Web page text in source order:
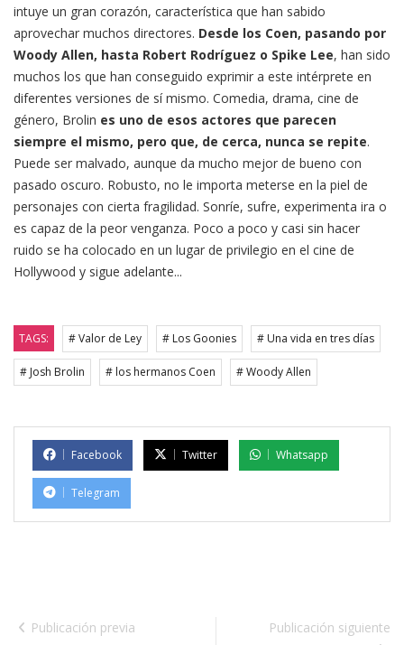
intuye un gran corazón, característica que han sabido
aprovechar muchos directores. Desde los Coen, pasando por
Woody Allen, hasta Robert Rodríguez o Spike Lee, han sido
muchos los que han conseguido exprimir a este intérprete en
diferentes versiones de sí mismo. Comedia, drama, cine de
género, Brolin es uno de esos actores que parecen
siempre el mismo, pero que, de cerca, nunca se repite.
Puede ser malvado, aunque da mucho mejor de bueno con
pasado oscuro. Robusto, no le importa meterse en la piel de
personajes con cierta fragilidad. Sonríe, sufre, experimenta ira o
es capaz de la peor venganza. Poco a poco y casi sin hacer
ruido se ha colocado en un lugar de privilegio en el cine de
Hollywood y sigue adelante...
TAGS: # Valor de Ley # Los Goonies # Una vida en tres días
# Josh Brolin # los hermanos Coen # Woody Allen
Facebook Twitter Whatsapp
Telegram
Publicación previa
Publicación siguiente